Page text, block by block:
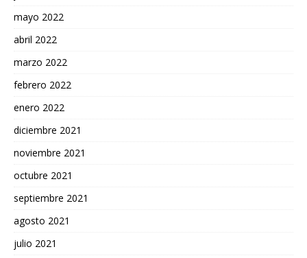
mayo 2022
abril 2022
marzo 2022
febrero 2022
enero 2022
diciembre 2021
noviembre 2021
octubre 2021
septiembre 2021
agosto 2021
julio 2021